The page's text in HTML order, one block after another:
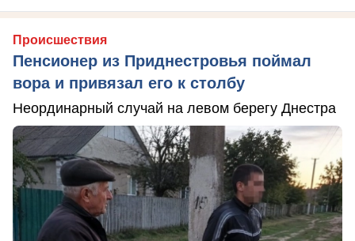
Происшествия
Пенсионер из Приднестровья поймал
вора и привязал его к столбу
Неординарный случай на левом берегу Днестра